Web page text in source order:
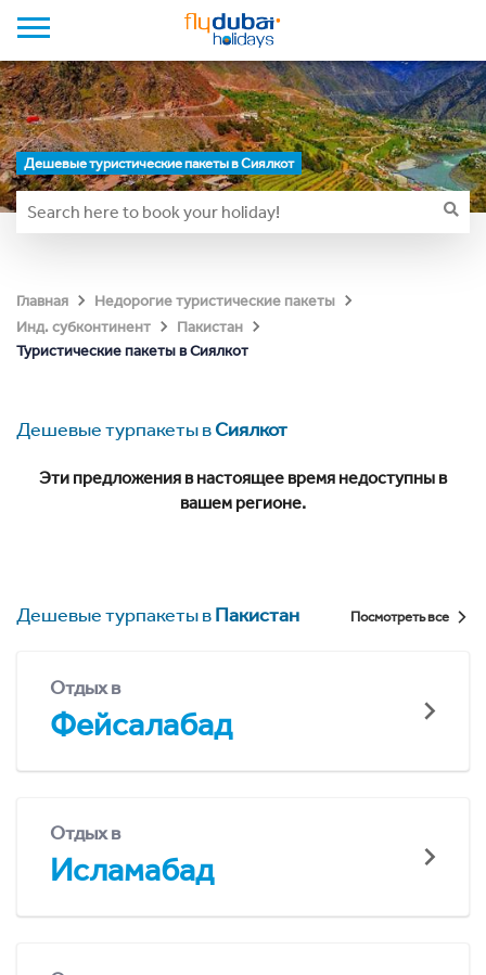
Дешевые туристические пакеты в Сиялкот
Главная
Недорогие туристические пакеты
Инд. субконтинент
Пакистан
Туристические пакеты в Сиялкот
Дешевые турпакеты вСиялкот
Эти предложения в настоящее время недоступны в
вашем регионе.
Дешевые турпакеты вПакистан Посмотреть все
Отдых в
Фейсалабад
Отдых в
Исламабад